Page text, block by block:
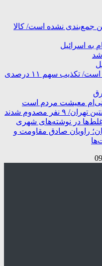
جمع‌بندی نشده است/ کالا
به اسرائیل
شد
عراقچی: توافق با عمان نزدیک است/ تکذیب سهم ۱۱ درصدی
معیشت مردم است
مصدوم شدند
غلط‌ها در نوشته‌های شهری
راویان صادق مقاومت و